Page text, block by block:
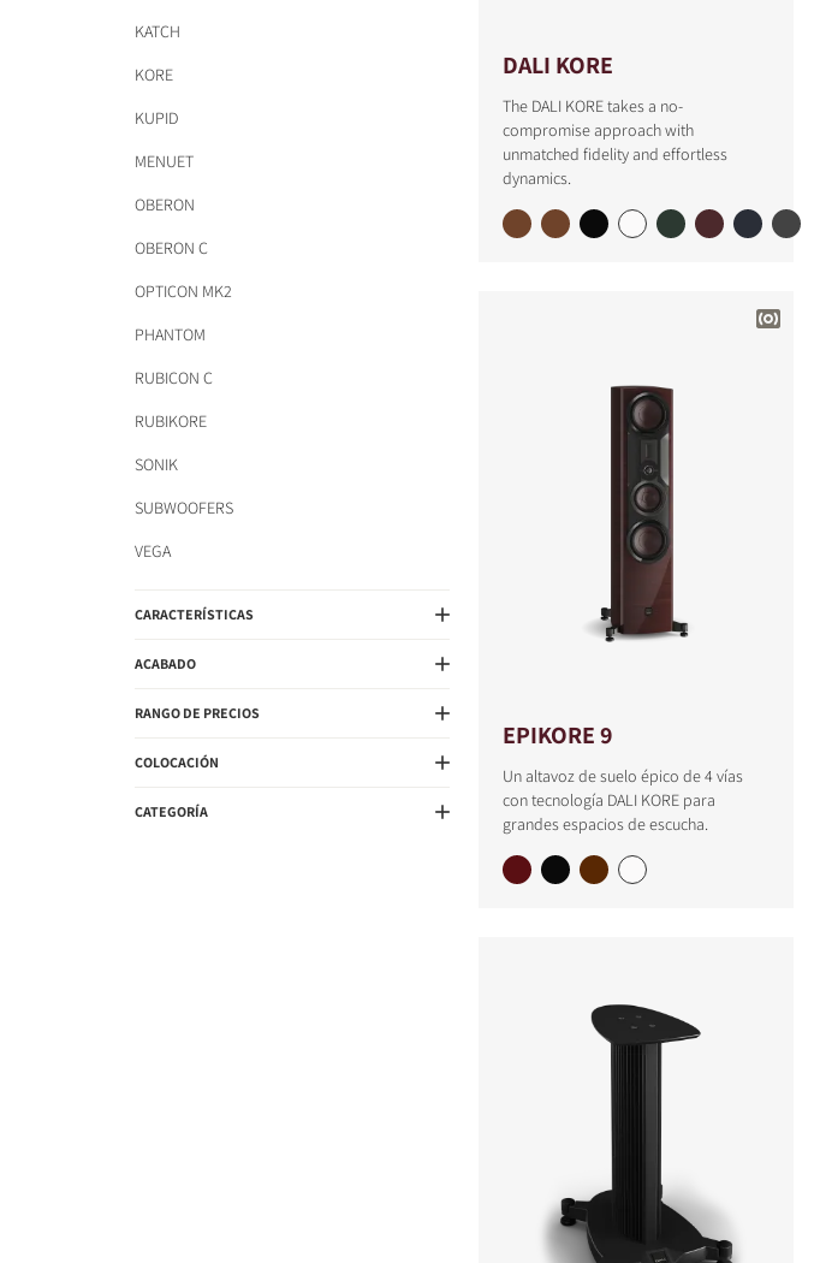
KATCH
KORE
KUPID
MENUET
OBERON
OBERON C
OPTICON MK2
PHANTOM
RUBICON C
RUBIKORE
SONIK
SUBWOOFERS
VEGA
CARACTERÍSTICAS
ACABADO
RANGO DE PRECIOS
COLOCACIÓN
CATEGORÍA
DALI KORE
The DALI KORE takes a no-
compromise approach with
unmatched fidelity and effortless
dynamics.
EPIKORE 9
Un altavoz de suelo épico de 4 vías
con tecnología DALI KORE para
grandes espacios de escucha.
COMPARAR PRODUCTOS